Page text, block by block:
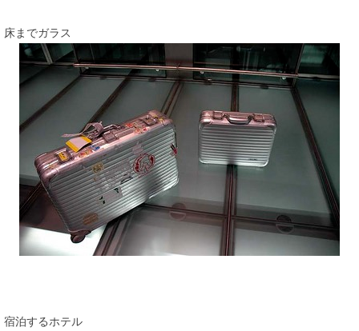
床までガラス
宿泊するホテル